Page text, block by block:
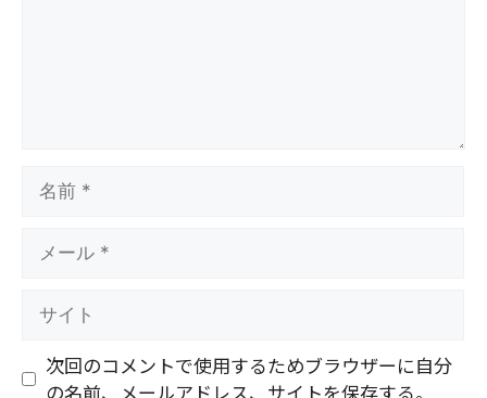
次回のコメントで使用するためブラウザーに自分
の名前、メールアドレス、サイトを保存する。